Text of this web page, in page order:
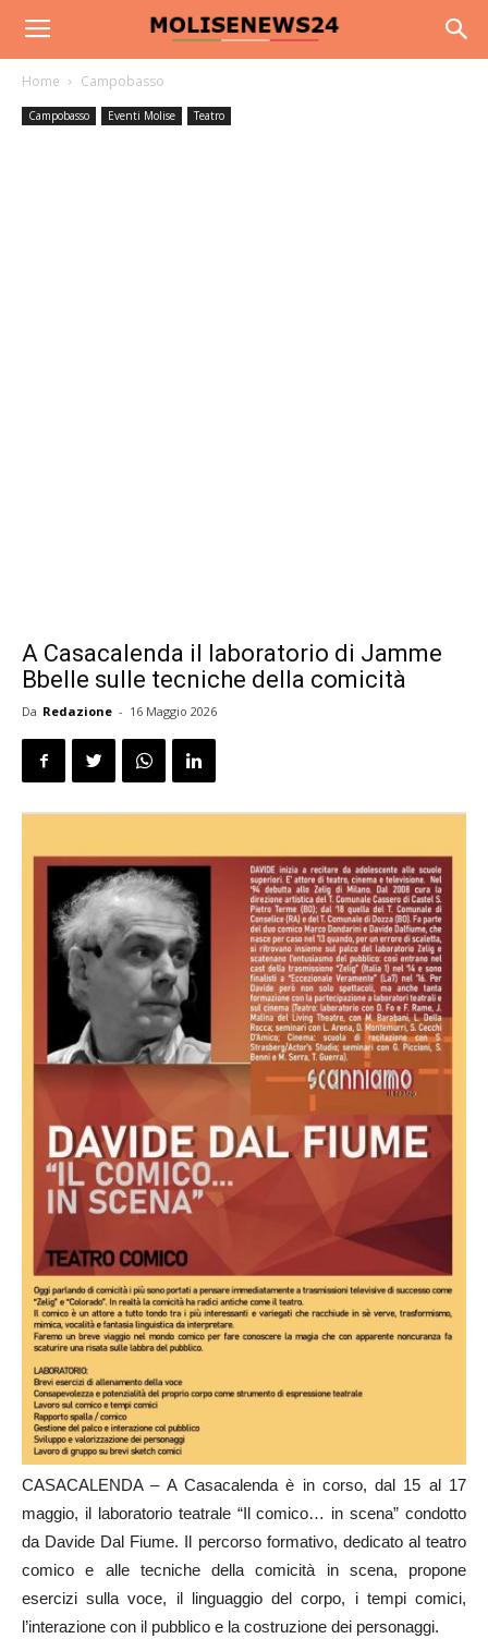
Home Campobasso
Campobasso Eventi Molise Teatro
A Casacalenda il laboratorio di Jamme
Bbelle sulle tecniche della comicità
Da Redazione - 16 Maggio 2026
CASACALENDA – A Casacalenda è in corso, dal 15 al 17
maggio, il laboratorio teatrale “Il comico… in scena” condotto
da Davide Dal Fiume. Il percorso formativo, dedicato al teatro
comico e alle tecniche della comicità in scena, propone
esercizi sulla voce, il linguaggio del corpo, i tempi comici,
l’interazione con il pubblico e la costruzione dei personaggi.